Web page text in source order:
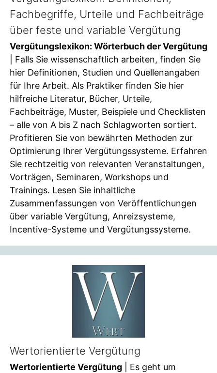
Fachbegriffe, Urteile und Fachbeiträge
über feste und variable Vergütung
Vergütungslexikon: Wörterbuch der Vergütung
| Falls Sie wissenschaftlich arbeiten, finden Sie
hier Definitionen, Studien und Quellenangaben
für Ihre Arbeit. Als Praktiker finden Sie hier
hilfreiche Literatur, Bücher, Urteile,
Fachbeiträge, Muster, Beispiele und Checklisten
– alle von A bis Z nach Schlagworten sortiert.
Profitieren Sie von bewährten Methoden zur
Optimierung Ihrer Vergütungssysteme. Erfahren
Sie rechtzeitig von relevanten Veranstaltungen,
Vorträgen, Seminaren, Workshops und
Trainings. Lesen Sie inhaltliche
Zusammenfassungen von Veröffentlichungen
über variable Vergütung, Anreizsysteme,
Incentive-Systeme und Vergütungssysteme.
Wertorientierte Vergütung
Wertorientierte Vergütung | Es geht um